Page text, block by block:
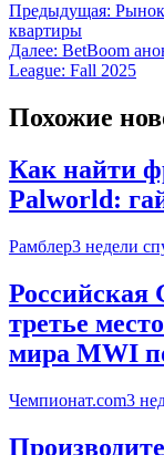
Предыдущая:
квартиры
Далее: BetBoom
League: Fall 2025
Похожие
Как найти
Palworld:
Рамблер3 недели
Российская
третье
мира MWI
Чемпионат.com3